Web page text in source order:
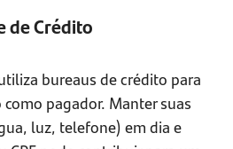
de Crédito
bureaus de crédito para
pagador. Manter suas
luz, telefone) em dia e